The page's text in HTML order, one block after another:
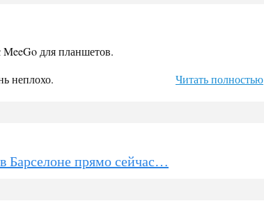
для планшетов.
неплохо.
Читать полностью
Барселоне прямо сейчас…